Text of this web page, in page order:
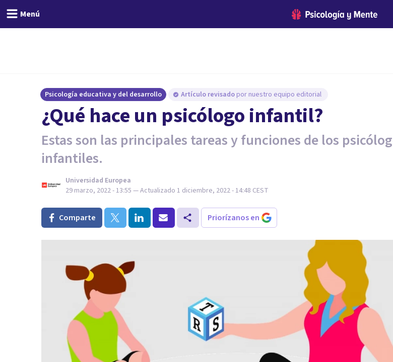
Menú
Psicología educativa y del desarrollo Artículo revisado por nuestro equipo editorial
¿Qué hace un psicólogo infantil?
Estas son las principales tareas y funciones de los
infantiles.
Universidad Europea
29 marzo, 2022 - 13:55 — Actualizado 1 diciembre, 2022 - 14:48 CEST
Comparte Priorízanos en